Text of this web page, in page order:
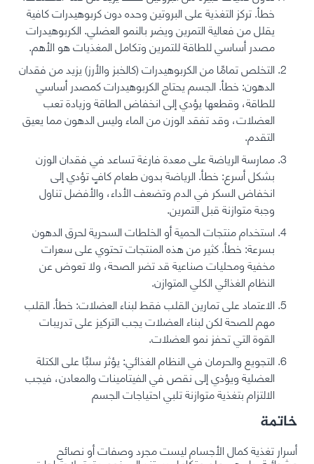
خطأ. تركز التغذية على البروتين وحده دون كربوهيدرات كافية
يقلل من فعالية التمرين ويضر بالنمو العضلي. الكربوهيدرات
مصدر أساسي للطاقة للتمرين وتكامل المغذيات هو الأهم.
التخلص تمامًا من الكربوهيدرات (كالخبز والأرز) يزيد من فقدان
الدهون: خطأ. الجسم يحتاج الكربوهيدرات كمصدر أساسي
للطاقة، وقطعها يؤدي إلى انخفاض الطاقة وزيادة تعب
العضلات، وقد تفقد الوزن من الماء وليس الدهون مما يعيق
التقدم.
ممارسة الرياضة على معدة فارغة تساعد في فقدان الوزن
بشكل أسرع: خطأ. الرياضة بدون طعام كافٍ تؤدي إلى
انخفاض السكر في الدم وتضعف الأداء، والأفضل تناول
وجبة متوازنة قبل التمرين.
استخدام منتجات الحمية أو الخلطات السحرية لحرق الدهون
بسرعة: خطأ. كثير من هذه المنتجات تحتوي على سعرات
مخفية ومحليات صناعية قد تضر الصحة، ولا تعوض عن
النظام الغذائي الكلي المتوازن.
الاعتماد على تمارين القلب فقط لبناء العضلات: خطأ. القلب
مهم للصحة لكن لبناء العضلات يجب التركيز على تدريبات
القوة التي تحفز نمو العضلات.
التجويع والحرمان في النظام الغذائي: يؤثر سلبًا على الكتلة
العضلية ويؤدي إلى نقص في الفيتامينات والمعادن، فيجب
الالتزام بتغذية متوازنة تلبي احتياجات الجسم
خاتمة
أسرار تغذية كمال الأجسام ليست مجرد وصفات أو نصائح